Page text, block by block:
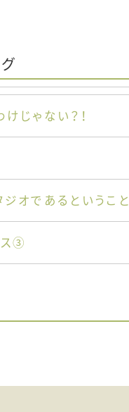
じゃない？！
オであるということ
ス③